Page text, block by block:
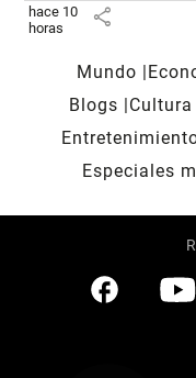
hace 10
horas
share
Mundo
Blogs
Cultura
Especiales